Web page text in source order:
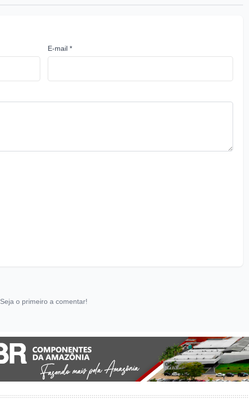
E-mail *
Seja o primeiro a comentar!